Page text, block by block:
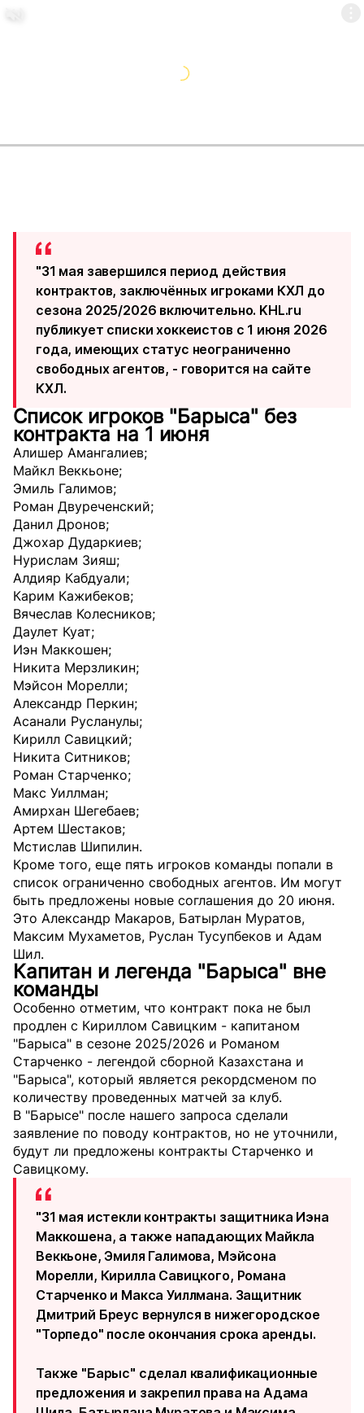
"31 мая завершился период действия
контрактов, заключённых игроками КХЛ до
сезона 2025/2026 включительно. KHL.ru
публикует списки хоккеистов с 1 июня 2026
года, имеющих статус неограниченно
свободных агентов, - говорится на сайте
КХЛ.
Список игроков "Барыса" без
контракта на 1 июня
Алишер Амангалиев;
Майкл Веккьоне;
Эмиль Галимов;
Роман Двуреченский;
Данил Дронов;
Джохар Дударкиев;
Нурислам Зияш;
Алдияр Кабдуали;
Карим Кажибеков;
Вячеслав Колесников;
Даулет Куат;
Иэн Маккошен;
Никита Мерзликин;
Мэйсон Морелли;
Александр Перкин;
Асанали Русланулы;
Кирилл Савицкий;
Никита Ситников;
Роман Старченко;
Макс Уиллман;
Амирхан Шегебаев;
Артем Шестаков;
Мстислав Шипилин.
Кроме того, еще пять игроков команды попали в
список ограниченно свободных агентов. Им могут
быть предложены новые соглашения до 20 июня.
Это Александр Макаров, Батырлан Муратов,
Максим Мухаметов, Руслан Тусупбеков и Адам
Шил.
Капитан и легенда "Барыса" вне
команды
Особенно отметим, что контракт пока не был
продлен с Кириллом Савицким - капитаном
"Барыса" в сезоне 2025/2026 и Романом
Старченко - легендой сборной Казахстана и
"Барыса", который является рекордсменом по
количеству проведенных матчей за клуб.
В "Барысе" после нашего запроса сделали
заявление по поводу контрактов, но не уточнили,
будут ли предложены контракты Старченко и
Савицкому.
"31 мая истекли контракты защитника Иэна
Маккошена, а также нападающих Майкла
Веккьоне, Эмиля Галимова, Мэйсона
Морелли, Кирилла Савицкого, Романа
Старченко и Макса Уиллмана. Защитник
Дмитрий Бреус вернулся в нижегородское
"Торпедо" после окончания срока аренды.
Также "Барыс" сделал квалификационные
предложения и закрепил права на Адама